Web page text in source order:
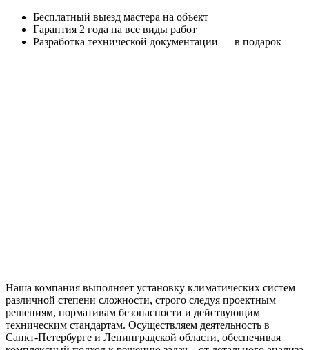
Бесплатный выезд мастера на объект
Гарантия 2 года на все виды работ
Разработка технической документации — в подарок
Наша компания выполняет установку климатических систем
различной степени сложности, строго следуя проектным
решениям, нормативам безопасности и действующим
техническим стандартам. Осуществляем деятельность в
Санкт-Петербурге и Ленинградской области, обеспечивая